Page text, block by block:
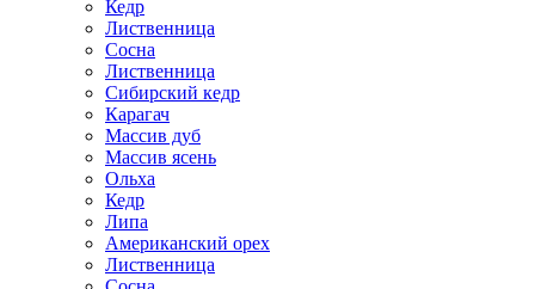
Кедр
Лиственница
Сосна
Лиственница
Сибирский кедр
Карагач
Массив дуб
Массив ясень
Ольха
Кедр
Липа
Американский орех
Лиственница